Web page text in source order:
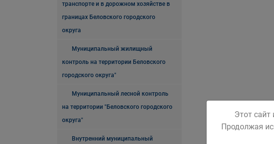
транспорте и в дорожном хозяйстве в
границах Беловского городского
округа
Муниципальный жилищный
контроль на территории Беловского
городского округа"
Муниципальный лесной контроль
на территории "Беловского городского
округа"
Внутренний муниципальный
Этот сайт
Продолжая